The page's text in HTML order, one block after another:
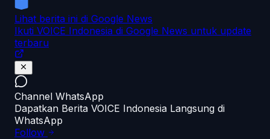
Lihat berita ini di Google News
Ikuti VOICE Indonesia di Google News untuk update
terbaru
Channel WhatsApp
Dapatkan Berita VOICE Indonesia Langsung di
WhatsApp
Follow